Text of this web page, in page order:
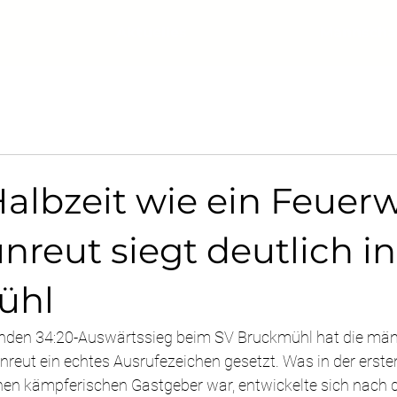
wie ein
siegt deutlich in
34:20-Auswärtssieg beim SV Bruckmühl hat die
ein echtes Ausrufezeichen gesetzt. Was in der
kämpferischen Gastgeber war, entwickelte sich nach